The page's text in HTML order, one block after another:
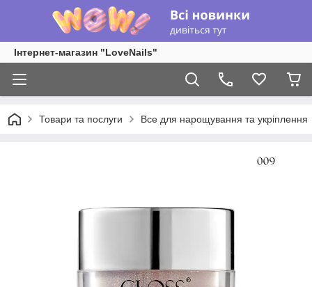
Інтернет-магазин "LoveNails"
Товари та послуги Все для нарощування та укріплення